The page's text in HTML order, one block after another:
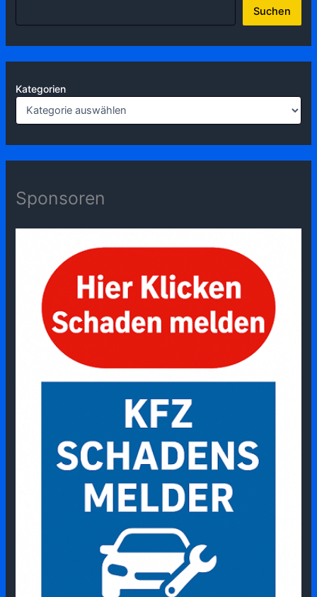
Suchen
Kategorien
Sponsoren